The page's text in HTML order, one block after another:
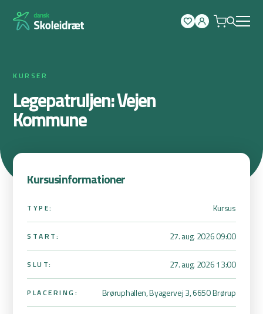
KURSER
Legepatruljen: Vejen
Kommune
Kursusinformationer
TYPE: Kursus
START: 27. aug. 2026 09:00
SLUT: 27. aug. 2026 13:00
PLACERING: Brøruphallen, Byagervej 3, 6650 Brørup